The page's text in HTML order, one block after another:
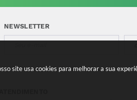
site usa cookies para melhorar a sua
NEWSLETTER